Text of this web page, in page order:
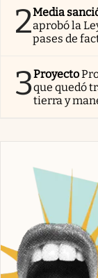
2Media
aprobó la
pases de
3Proyecto
que quedó
tierra y